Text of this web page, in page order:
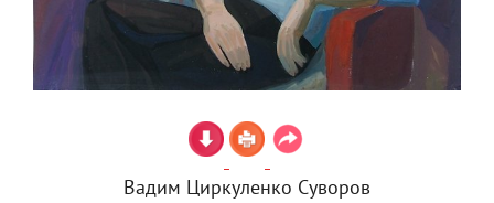
Вадим Циркуленко Суворов